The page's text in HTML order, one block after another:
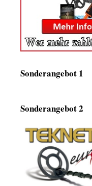
Sonderangebot 1
Sonderangebot 2